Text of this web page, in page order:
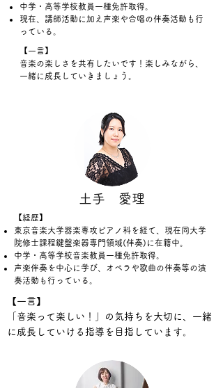
中学・高等学校教員一種免許取得。
​現在、講師活動に加え声楽や合唱の伴奏活動も行
っている。
【一言】
​音楽の楽しさを共有したいです！楽しみながら、
一緒に成長していきましょう。
​土手 愛理
【経歴】
東京音楽大学器楽専攻ピアノ科を経て、現在同大学
院修士課程鍵盤楽器専門領域(伴奏)に在籍中。
中学・高等学校音楽教員一種免許取得。
声楽伴奏を中心に学び、オペラや歌曲の伴奏等の演
奏活動も行っている。
【一言】
​「音楽って楽しい！」の気持ちを大切に、一緒
に成長していける指導を目指しています。